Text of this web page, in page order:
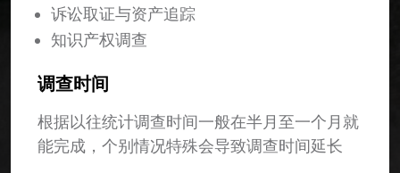
诉讼取证与资产追踪
知识产权调查
调查时间
根据以往统计调查时间一般在半月至一个月就
能完成，个别情况特殊会导致调查时间延长